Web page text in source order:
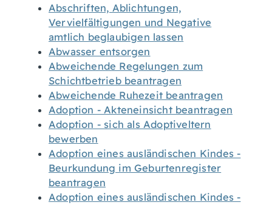
Abschriften, Ablichtungen,
Vervielfältigungen und Negative
amtlich beglaubigen lassen
Abwasser entsorgen
Abweichende Regelungen zum
Schichtbetrieb beantragen
Abweichende Ruhezeit beantragen
Adoption - Akteneinsicht beantragen
Adoption - sich als Adoptiveltern
bewerben
Adoption eines ausländischen Kindes -
Beurkundung im Geburtenregister
beantragen
Adoption eines ausländischen Kindes -